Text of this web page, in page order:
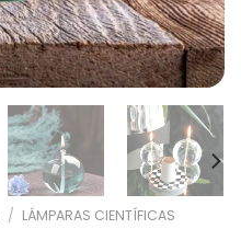
/ LÁMPARAS CIENTÍFICAS